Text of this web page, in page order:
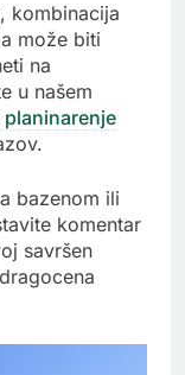
kombinacija
može biti
na
u našem
bazenom ili
komentar
savršen